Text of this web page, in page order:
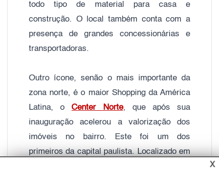
todo tipo de material para casa e
construção. O local também conta com a
presença de grandes concessionárias e
transportadoras.
Outro ícone, senão o mais importante da
zona norte, é o maior Shopping da América
Latina, oCenter Norte, que após sua
inauguração acelerou a valorização dos
imóveis no bairro. Este foi um dos
primeiros da capital paulista. Localizado em
X